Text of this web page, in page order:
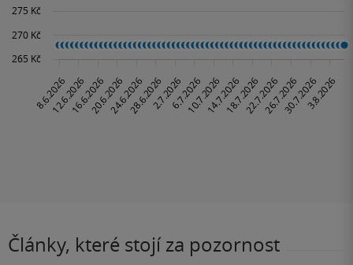
Články, které stojí za pozornost